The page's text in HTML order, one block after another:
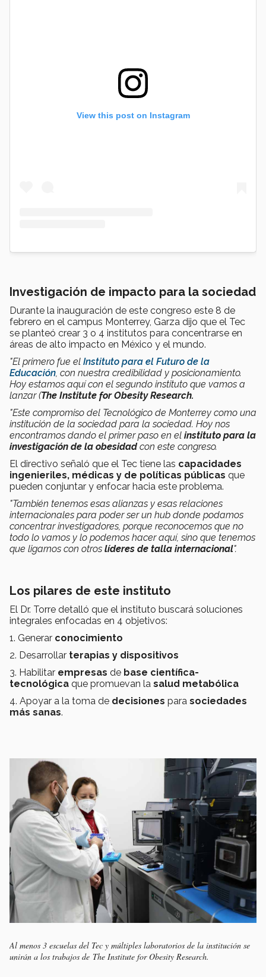
View this post on Instagram
Investigación de impacto para la sociedad
Durante la inauguración de este congreso este 8 de
febrero en el campus Monterrey, Garza dijo que el Tec
se planteó crear 3 o 4 institutos para concentrarse en
áreas de alto impacto en México y el mundo.
"El primero fue el Instituto para el Futuro de la
Educación, con nuestra credibilidad y posicionamiento.
Hoy estamos aquí con el segundo instituto que vamos a
lanzar (The Institute for Obesity Research.
"Este compromiso del Tecnológico de Monterrey como una
institución de la sociedad para la sociedad. Hoy nos
encontramos dando el primer paso en el instituto para la
investigación de la obesidadcon este congreso.
El directivo señaló que el Tec tiene las capacidades
ingenieriles, médicas y de políticas públicas que
pueden conjuntar y enfocar hacia este problema.
"También tenemos esas alianzas y esas relaciones
internacionales para poder ser un hub donde podamos
concentrar investigadores, porque reconocemos que no
todo lo vamos y lo podemos hacer aquí, sino que tenemos
que ligarnos con otros líderes de talla internacional".
Los pilares de este instituto
El Dr. Torre detalló que el instituto buscará soluciones
integrales enfocadas en 4 objetivos:
1. Generar conocimiento
2. Desarrollar terapias y dispositivos
3. Habilitar empresas de base científica-
tecnológica que promuevan la salud metabólica
4. Apoyar a la toma de decisiones para sociedades
más sanas.
Al menos 3 escuelas del Tec y múltiples laboratorios de la institución se
unirán a los trabajos de The Institute for Obesity Research.